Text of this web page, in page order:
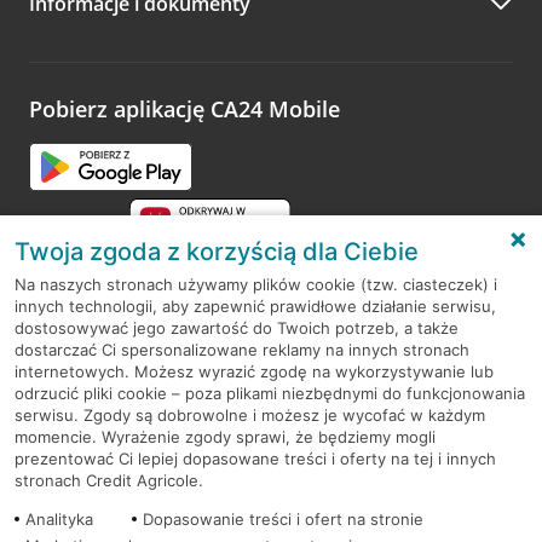
Zachęcamy do podzielenia się z nami opinią o wizycie.
opinie.
Pobierz aplikację CA24 Mobile
RODO
Regulamin serwisu
Mapa serwisu
PolitykaCookies
Twoja zgoda z korzyścią dla Ciebie
Na naszych stronach używamy plików cookie (tzw. ciasteczek) i
innych technologii, aby zapewnić prawidłowe działanie serwisu,
dostosowywać jego zawartość do Twoich potrzeb, a także
dostarczać Ci spersonalizowane reklamy na innych stronach
internetowych. Możesz wyrazić zgodę na wykorzystywanie lub
odrzucić pliki cookie – poza plikami niezbędnymi do funkcjonowania
serwisu. Zgody są dobrowolne i możesz je wycofać w każdym
momencie. Wyrażenie zgody sprawi, że będziemy mogli
prezentować Ci lepiej dopasowane treści i oferty na tej i innych
stronach Credit Agricole.
Analityka
Dopasowanie treści i ofert na stronie